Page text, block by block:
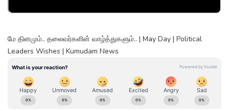
மே தினமும்.. தலைவர்களின் வாழ்த்துகளும்.. | May Day | Political
Leaders Wishes | Kumudam News